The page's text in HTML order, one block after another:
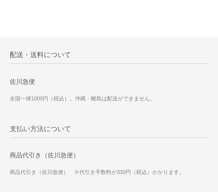
配送・送料について
佐川急便
全国一律1000円（税込）。沖縄・離島は配送ができません。
支払い方法について
商品代引き（佐川急便）
商品代引き（佐川急便） ※代引き手数料が330円（税込）かかります。